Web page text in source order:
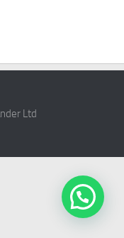
Ltd.